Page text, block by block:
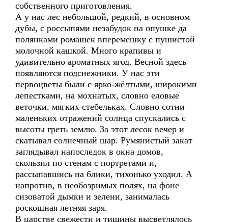
собственного приготовления.
А у нас лес небольшой, редкий, в основном
дубы, с россыпями незабудок на опушке да
полянками ромашек вперемешку с пушистой
молочной кашкой. Много крапивы и
удивительно ароматных ягод. Весной здесь
появляются подснежники. У нас эти
первоцветы были с ярко-жёлтыми, широкими
лепестками, на мохнатых, словно еловые
веточки, мягких стебельках. Словно сотни
маленьких отражений солнца спускались с
высоты греть землю. За этот лесок вечер и
скатывал солнечный шар. Румянистый закат
заглядывал напоследок в окна домов,
скользил по стенам с портретами и,
рассыпавшись на блики, тихонько уходил. А
напротив, в необозримых полях, на фоне
сизоватой дымки и зелени, занималась
роскошная летняя заря.
В царстве свежести и тишины высветлялось